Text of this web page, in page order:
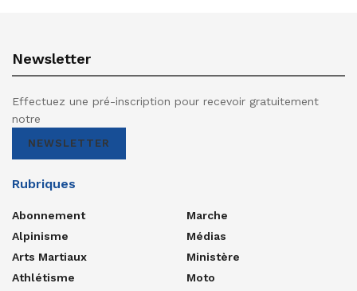
Newsletter
Effectuez une pré-inscription pour recevoir gratuitement
notre
NEWSLETTER
Rubriques
Abonnement
Alpinisme
Arts Martiaux
Athlétisme
Marche
Médias
Ministère
Moto